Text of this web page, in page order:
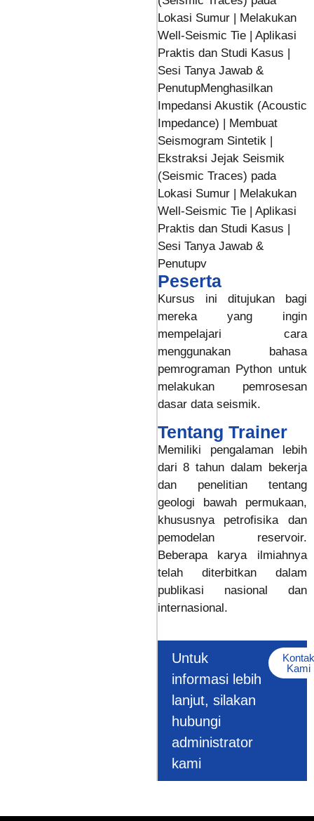
Lokasi Sumur | Melakukan
Well-Seismic Tie | Aplikasi
Praktis dan Studi Kasus |
Sesi Tanya Jawab &
PenutupMenghasilkan
Impedansi Akustik (Acoustic
Impedance) | Membuat
Seismogram Sintetik |
Ekstraksi Jejak Seismik
(Seismic Traces) pada
Lokasi Sumur | Melakukan
Well-Seismic Tie | Aplikasi
Praktis dan Studi Kasus |
Sesi Tanya Jawab &
Penutupv
Peserta
Kursus ini ditujukan bagi
mereka yang ingin
mempelajari cara
menggunakan bahasa
pemrograman Python untuk
melakukan pemrosesan
dasar data seismik.
Tentang Trainer
Memiliki pengalaman lebih
dari 8 tahun dalam bekerja
dan penelitian tentang
geologi bawah permukaan,
khususnya petrofisika dan
pemodelan reservoir.
Beberapa karya ilmiahnya
telah diterbitkan dalam
publikasi nasional dan
internasional.
Untuk
informasi lebih
lanjut, silakan
hubungi
administrator
kami
Kami